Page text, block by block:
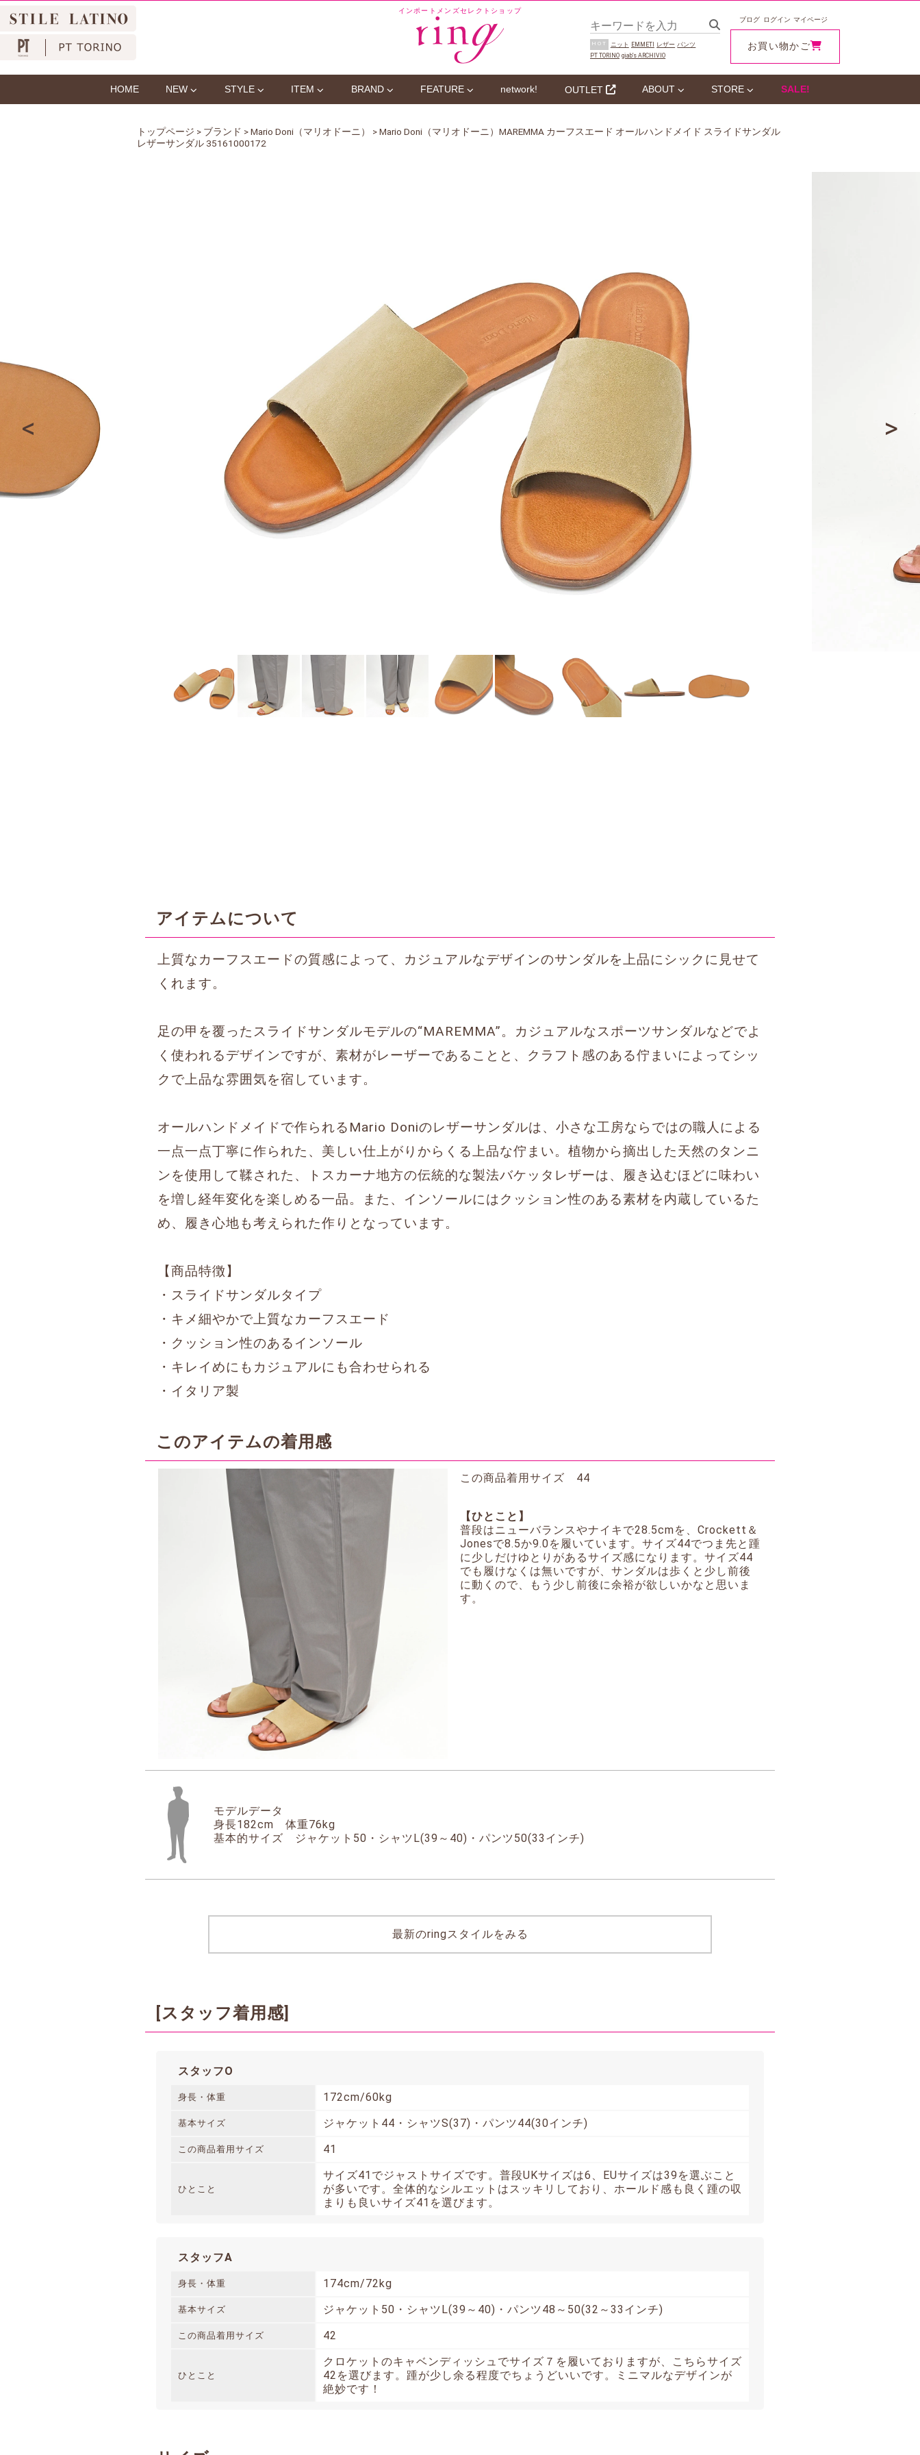
インポートメンズセレクトショップ
HOT ニット EMMETI レザー パンツ
PT TORINO giab‘s ARCHIVIO
ブログ ログイン マイページ
お買い物かご
HOME NEW STYLE ITEM BRAND FEATURE network! OUTLET ABOUT STORE SALE!
トップページ > ブランド >Mario Doni（マリオドーニ）
> Mario Doni（マリオドーニ）MAREMMA カーフスエード オールハンドメイド スライドサンダル
レザーサンダル 35161000172
アイテムについて
上質なカーフスエードの質感によって、カジュアルなデザインのサンダルを上品にシックに見せて
くれます。
足の甲を覆ったスライドサンダルモデルの“MAREMMA”。カジュアルなスポーツサンダルなどでよ
く使われるデザインですが、素材がレーザーであることと、クラフト感のある佇まいによってシッ
クで上品な雰囲気を宿しています。
オールハンドメイドで作られるMario Doniのレザーサンダルは、小さな工房ならではの職人による
一点一点丁寧に作られた、美しい仕上がりからくる上品な佇まい。植物から摘出した天然のタンニ
ンを使用して鞣された、トスカーナ地方の伝統的な製法バケッタレザーは、履き込むほどに味わい
を増し経年変化を楽しめる一品。また、インソールにはクッション性のある素材を内蔵しているた
め、履き心地も考えられた作りとなっています。
【商品特徴】
・スライドサンダルタイプ
・キメ細やかで上質なカーフスエード
・クッション性のあるインソール
・キレイめにもカジュアルにも合わせられる
・イタリア製
このアイテムの着用感
この商品着用サイズ 44
【ひとこと】
普段はニューバランスやナイキで28.5cmを、Crockett＆
Jonesで8.5か9.0を履いています。サイズ44でつま先と踵
に少しだけゆとりがあるサイズ感になります。サイズ44
でも履けなくは無いですが、サンダルは歩くと少し前後
に動くので、もう少し前後に余裕が欲しいかなと思いま
す。
モデルデータ
身長182cm 体重76kg
基本的サイズ ジャケット50・シャツL(39～40)・パンツ50(33インチ)
最新のringスタイルをみる
[スタッフ着用感]
スタッフO
身長・体重 172cm/60kg
基本サイズ ジャケット44・シャツS(37)・パンツ44(30インチ)
この商品着用サイズ 41
ひとこと
サイズ41でジャストサイズです。普段UKサイズは6、EUサイズは39を選ぶこと
が多いです。全体的なシルエットはスッキリしており、ホールド感も良く踵の収
まりも良いサイズ41を選びます。
スタッフA
身長・体重 174cm/72kg
基本サイズ ジャケット50・シャツL(39～40)・パンツ48～50(32～33インチ)
この商品着用サイズ 42
ひとこと
クロケットのキャベンディッシュでサイズ７を履いておりますが、こちらサイズ
42を選びます。踵が少し余る程度でちょうどいいです。ミニマルなデザインが
絶妙です！